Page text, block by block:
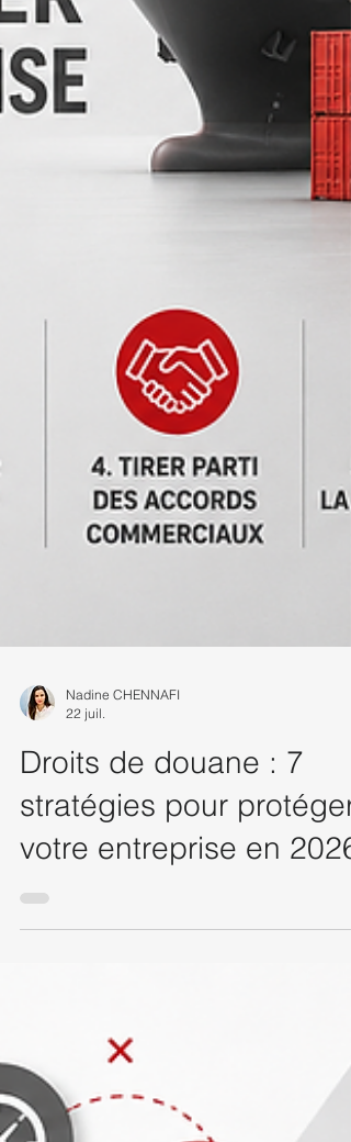
22 juil.
Droits de douane : 7
stratégies pour protéger
votre entreprise en 2026